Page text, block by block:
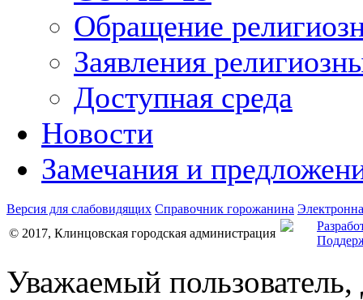
Обращение
Заявления
Доступная среда
Новости
Замечания и
Версия для слабовидящих Справочник горожанина
© 2017, Клинцовская городская администрация
Уважаемый